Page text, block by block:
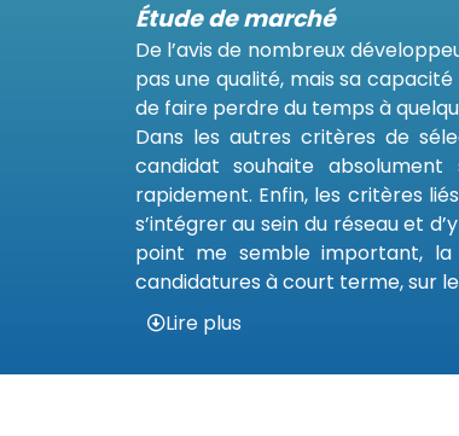
Étude de marché
De l’avis de nombreux
pas une qualité, mais sa
de faire perdre du temps à
Dans les autres critères de
candidat souhaite
rapidement. Enfin, les critères
s’intégrer au sein du réseau et
point me semble important,
candidatures à court terme, sur
Lire plus